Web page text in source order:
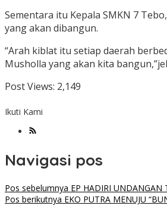
Sementara itu Kepala SMKN 7
yang akan dibangun.
“Arah kiblat itu setiap daerah
Musholla yang akan kita
Post Views: 2,149
Ikuti Kami
Navigasi pos
Pos sebelumnya EP HADIRI UNDANGAN
Pos berikutnya EKO PUTRA MENUJU